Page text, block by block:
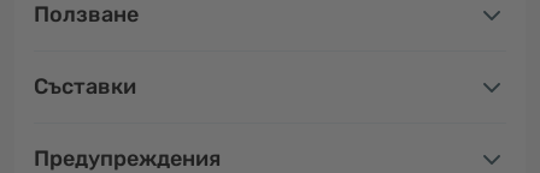
Ползване
Съставки
Предупреждения